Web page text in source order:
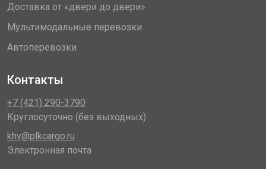
Доставка от «двери до двери»
Мультимодальные перевозки
Автоперевозки
Контакты
+7 (421) 290-3790
Круглосуточно (без выходных)
khv@plkcargo.ru
Электронная почта